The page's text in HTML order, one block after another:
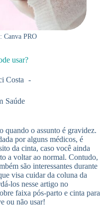
Canva PRO
usar?
Costa
Saúde
quando o assunto é gravidez.
por alguns médicos, é
da cinta, caso você ainda
a voltar ao normal. Contudo,
são interessantes durante
visa cuidar da coluna da
los nesse artigo no
faixa pós-parto e cinta para
ou não usar!